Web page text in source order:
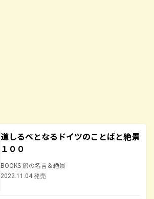
道しるべとなるドイツのことばと絶景
１００
BOOKS 旅の名言＆絶景
2022.11.04 発売